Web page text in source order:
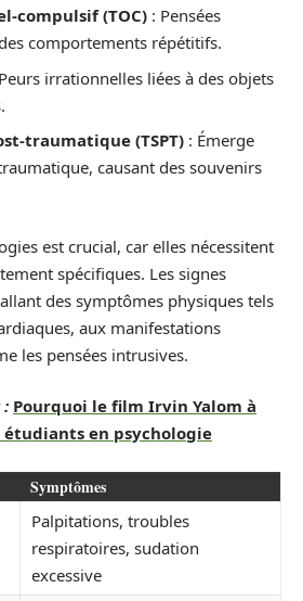
compulsif (TOC) : Pensées
comportements répétitifs.
irrationnelles liées à des objets
traumatique (TSPT) : Émerge
causant des souvenirs
est crucial, car elles nécessitent
spécifiques. Les signes
des symptômes physiques tels
aux manifestations
les pensées intrusives.
: Pourquoi le film Irvin Yalom à
en psychologie
Symptômes
Palpitations, troubles
respiratoires, sudation
excessive